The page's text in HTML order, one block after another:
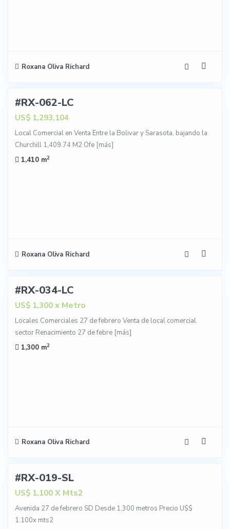
Roxana Oliva Richard
#RX-062-LC
US$ 1,293,104
Local Comercial en Venta Entre la Bolivar y Sarasota, bajando la
Churchill 1,409.74 M2 Ofe [más]
1,410 m2
Roxana Oliva Richard
#RX-034-LC
US$ 1,300 x Metro
Locales Comerciales 27 de febrero Venta de local comercial
sector Renacimiento 27 de febre [más]
1,300 m2
Roxana Oliva Richard
#RX-019-SL
US$ 1,100 X Mts2
Avenida 27 de febrero SD Desde 1,300 metros Precio U$$
1.100x mts2